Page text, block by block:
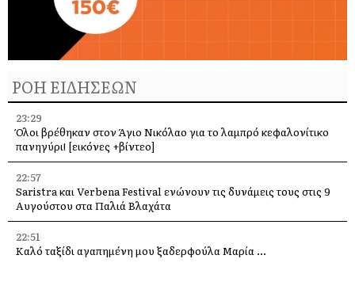
ΡΟΗ ΕΙΔΗΣΕΩΝ
23:29
Όλοι βρέθηκαν στον Άγιο Νικόλαο για το λαμπρό κεφαλονίτικο
πανηγύρι! [εικόνες +βίντεο]
22:57
Saristra και Verbena Festival ενώνουν τις δυνάμεις τους στις 9
Αυγούστου στα Παλιά Βλαχάτα
22:51
Καλό ταξίδι αγαπημένη μου ξαδερφούλα Μαρία …